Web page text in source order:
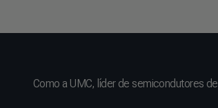
Como a UMC, líder de semicondutores